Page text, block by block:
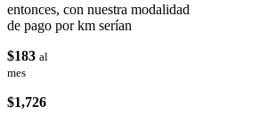
entonces, con nuestra modalidad
de pago por km serían
$183 al
mes
$1,726